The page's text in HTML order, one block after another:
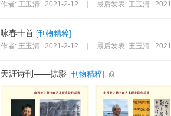
作者: 王玉清 2021-2-12 最后发表: 王玉清
咏春十首 [刊物精粹]
作者: 王玉清 2021-2-12 最后发表: 王玉清
天涯诗刊——掠影 [刊物精粹]